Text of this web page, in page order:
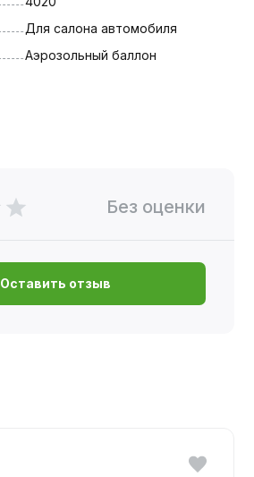
Для салона автомобиля
Аэрозольный баллон
Без оценки
Оставить отзыв